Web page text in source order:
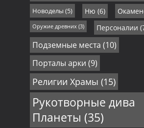
Новоделы (5) Ню (6)
Оружие древних(3) Персоналии
Подземные места (10)
Порталы арки (9)
Религии Храмы (15)
Рукотворные дива
Планеты (35)